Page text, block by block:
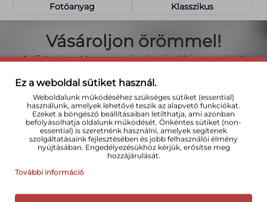
Fotóanyag Klasszikus
Vásároljon örömmel!
A Fotokino Magyarország legrégebbi specializált
vállalkozás vagyunk, amely a megbízhatóságot és a
személyes hozzáállást helyezi előtérbe. A rendelés
beérkezése után azonnal feladjuk a terméket –
munkanapokon 11:00-igleadott rendelés esetén már
holnap örülhet a csomagjának! Regisztrált
vásárlóinknakextra kedvezményeket és ingyenes
szállítástkínálunk.
Ez a weboldal sütiket használ.
Weboldalunk működéséhez szükséges sütiket (essential)
használunk, amelyek lehetővé teszik az alapvető funkciókat.
Ezeket a böngésző beállításaiban letilthatja, ami azonban
befolyásolhatja oldalunk működését. Önkéntes sütiket (non-
essential) is szeretnénk használni, amelyek segítenek
szolgáltatásaink fejlesztésében és jobb felhasználói élmény
nyújtásában. Engedélyezésükhöz kérjük, erősítse meg
hozzájárulását.
További információ